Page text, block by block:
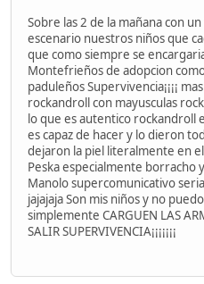
Sobre las 2 de la mañana con
escenario nuestros niños que
que como siempre se
Montefrieños de adopcion
paduleños Supervivencia¡¡¡¡
rockandroll con mayusculas
lo que es autentico rockandroll
es capaz de hacer y lo dieron
dejaron la piel literalmente en
Peska especialmente borracho
Manolo supercomunicativo
jajajaja Son mis niños y no
simplemente CARGUEN LAS
SALIR SUPERVIVENCIA¡¡¡¡¡¡¡